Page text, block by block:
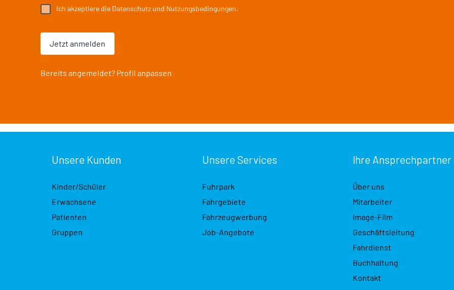
Ich akzeptiere die Datenschutz und Nutzungsbedingungen.
Bereits angemeldet? Profil anpassen
Unsere Kunden
Kinder/Schüler
Erwachsene
Patienten
Gruppen
Unsere Services
Fuhrpark
Fahrgebiete
Fahrzeugwerbung
Job-Angebote
Ihre Ansprech­partner
Über uns
Mitarbeiter
Image-Film
Geschäftsleitung
Fahrdienst
Buchhaltung
Kontakt